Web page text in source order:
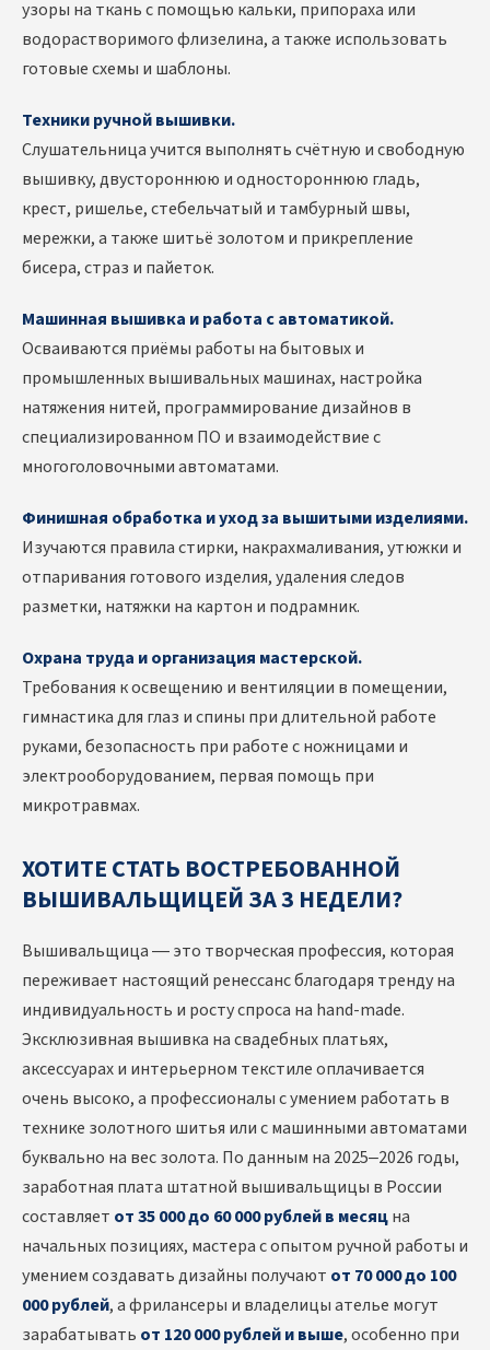
узоры на ткань с помощью кальки, припораха или
водорастворимого флизелина, а также использовать
готовые схемы и шаблоны.
Техники ручной вышивки.
Слушательница учится выполнять счётную и свободную
вышивку, двустороннюю и одностороннюю гладь,
крест, ришелье, стебельчатый и тамбурный швы,
мережки, а также шитьё золотом и прикрепление
бисера, страз и пайеток.
Машинная вышивка и работа с автоматикой.
Осваиваются приёмы работы на бытовых и
промышленных вышивальных машинах, настройка
натяжения нитей, программирование дизайнов в
специализированном ПО и взаимодействие с
многоголовочными автоматами.
Финишная обработка и уход за вышитыми изделиями.
Изучаются правила стирки, накрахмаливания, утюжки и
отпаривания готового изделия, удаления следов
разметки, натяжки на картон и подрамник.
Охрана труда и организация мастерской.
Требования к освещению и вентиляции в помещении,
гимнастика для глаз и спины при длительной работе
руками, безопасность при работе с ножницами и
электрооборудованием, первая помощь при
микротравмах.
ХОТИТЕ СТАТЬ ВОСТРЕБОВАННОЙ
ВЫШИВАЛЬЩИЦЕЙ ЗА 3 НЕДЕЛИ?
Вышивальщица — это творческая профессия, которая
переживает настоящий ренессанс благодаря тренду на
индивидуальность и росту спроса на hand-made.
Эксклюзивная вышивка на свадебных платьях,
аксессуарах и интерьерном текстиле оплачивается
очень высоко, а профессионалы с умением работать в
технике золотного шитья или с машинными автоматами
буквально на вес золота. По данным на 2025–2026 годы,
заработная плата штатной вышивальщицы в России
составляет от 35 000 до 60 000 рублей в месяцна
начальных позициях, мастера с опытом ручной работы и
умением создавать дизайны получают от 70 000 до 100
000 рублей, а фрилансеры и владелицы ателье могут
зарабатывать от 120 000 рублей и выше, особенно при